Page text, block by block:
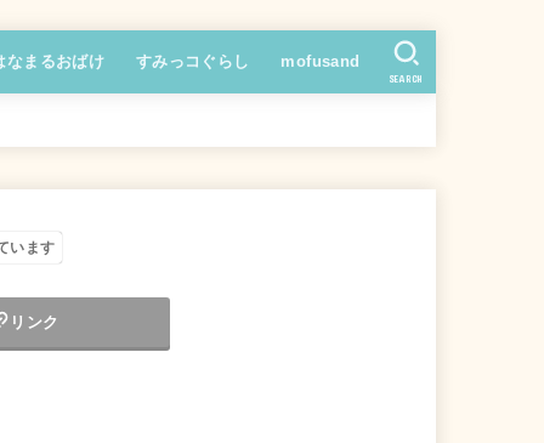
なまるおばけ すみっコぐらし mofusand
SEARCH
います
リンク